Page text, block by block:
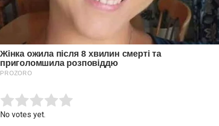
Rate this item:
No votes yet.